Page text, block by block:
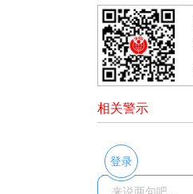
相关警示
登录